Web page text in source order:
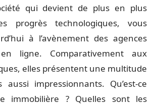
qui devient de plus en plus
progrès technologiques, vous
à l’avènement des agences
ligne. Comparativement aux
elles présentent une multitude
aussi impressionnants. Qu’est-ce
immobilière ? Quelles sont les